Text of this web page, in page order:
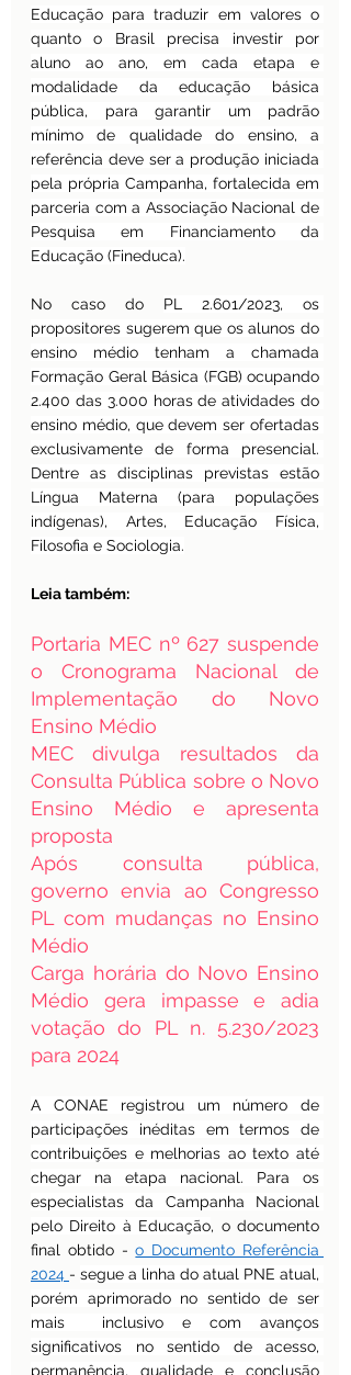
Educação para traduzir em valores o
quanto o Brasil precisa investir por
aluno ao ano, em cada etapa e
modalidade da educação básica
pública, para garantir um padrão
mínimo de qualidade do ensino, a
referência deve ser a produção iniciada
pela própria Campanha, fortalecida em
parceria com a Associação Nacional de
Pesquisa em Financiamento da
Educação (Fineduca).
No caso do PL 2.601/2023, os
propositores sugerem que os alunos do
ensino médio tenham a chamada
Formação Geral Básica (FGB) ocupando
2.400 das 3.000 horas de atividades do
ensino médio, que devem ser ofertadas
exclusivamente de forma presencial.
Dentre as disciplinas previstas estão
Língua Materna (para populações
indígenas), Artes, Educação Física,
Filosofia e Sociologia.
Leia também:
Portaria MEC nº 627 suspende
o Cronograma Nacional de
Implementação do Novo
Ensino Médio
MEC divulga resultados da
Consulta Pública sobre o Novo
Ensino Médio e apresenta
proposta
Após consulta pública,
governo envia ao Congresso
PL com mudanças no Ensino
Médio
Carga horária do Novo Ensino
Médio gera impasse e adia
votação do PL n. 5.230/2023
para 2024
A CONAE registrou um número de
participações inéditas em termos de
contribuições e melhorias ao texto até
chegar na etapa nacional. Para os
especialistas da Campanha Nacional
pelo Direito à Educação, o documento
final obtido - o Documento Referência
2024 - segue a linha do atual PNE atual,
porém aprimorado no sentido de ser
mais  inclusivo e com avanços
significativos no sentido de acesso,
permanência, qualidade e conclusão